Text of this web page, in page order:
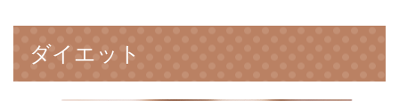
ダイエット